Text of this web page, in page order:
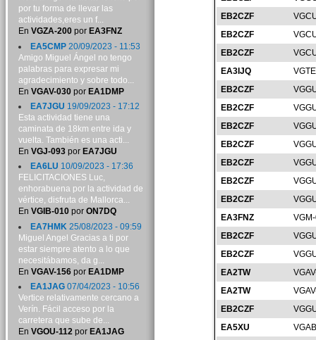
EB2CZF
EB2CZF
EB2CZF
EA3IJQ
EB2CZF
EB2CZF
EB2CZF
EB2CZF
EB2CZF
EB2CZF
EB2CZF
EA3FNZ
EB2CZF
EB2CZF
EA2TW
EA2TW
EB2CZF
EA5XU
por tu forma de llevar las
actividades,eres un f...
En VGZA-200por EA3FNZ
EA5CMP20/09/2023 - 11:53
Amigo Miguel Ángel no tengo
palabras para expresar mi
agradecimiento y sobre todo...
En VGAV-030por EA1DMP
EA7JGU 19/09/2023 - 17:12
Esta actividad tiene una
caminata de 18km entre ida y
vuelta. También es una acti...
En VGJ-093por EA7JGU
EA6LU 10/09/2023 - 17:36
FELICITACIONES Luc,
enhorabuena por la actividad de
vértice, disfruta de Mallorca...
En VGIB-010por ON7DQ
EA7HMK 25/08/2023 - 09:59
Miguel Angel Gracias a ti por
estar siempre atento a lo que
necesitábamos, da g...
En VGAV-156por EA1DMP
EA1JAG07/04/2023 - 10:56
Vertice relativamente cercano a
Verín. Fácil acceso por la
carretera que sube de...
En VGOU-112por EA1JAG